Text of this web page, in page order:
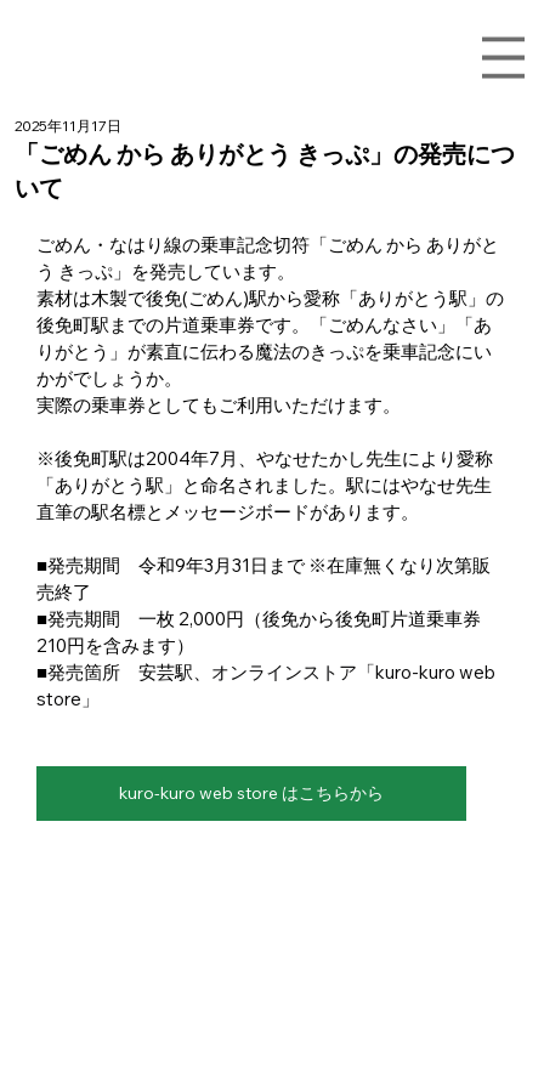
「ごめん から ありがとう きっぷ」の発売につ
いて
2025年11月17日
ごめん・なはり線の乗車記念切符「ごめん から ありがと
う きっぷ」を発売しています。
素材は木製で後免(ごめん)駅から愛称「ありがとう駅」の
後免町駅までの片道乗車券です。「ごめんなさい」「あ
りがとう」が素直に伝わる魔法のきっぷを乗車記念にい
かがでしょうか。
実際の乗車券としてもご利用いただけます。
※後免町駅は2004年7月、やなせたかし先生により愛称
「ありがとう駅」と命名されました。駅にはやなせ先生
直筆の駅名標とメッセージボードがあります。
■発売期間　令和9年3月31日まで ※在庫無くなり次第販
売終了
■発売期間　一枚 2,000円（後免から後免町片道乗車券
210円を含みます）
■発売箇所　安芸駅、 オンラインストア「kuro-kuro web
store」
kuro-kuro web store はこちらから